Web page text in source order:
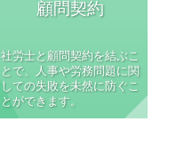
顧問契約
社労士と顧問契約を結ぶこ
とで、人事や労務問題に関
しての失敗を未然に防ぐこ
とができます。